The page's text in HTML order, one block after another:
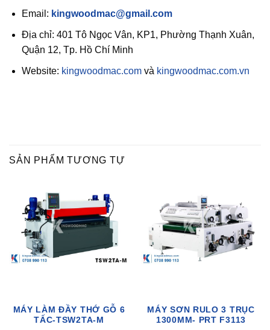
Email: kingwoodmac@gmail.com
Địa chỉ: 401 Tô Ngọc Vân, KP1, Phường Thạnh Xuân,
Quận 12, Tp. Hồ Chí Minh
Website: kingwoodmac.comvà kingwoodmac.com.vn
SẢN PHẨM TƯƠNG TỰ
MÁY LÀM ĐẦY THỚ GỖ 6
TẤC-TSW2TA-M
MÁY SƠN RULO 3 TRỤC
1300MM- PRT F3113